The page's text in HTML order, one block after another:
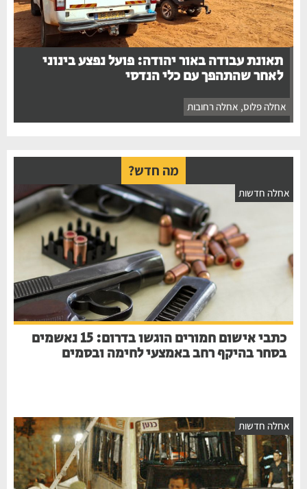
תאונת עבודה באור יהודה: פועל נפצע בינוני
לאחר שהתהפך עם כלי הנדסי
אחלה פלוס ,אחלה רחובות
מה חדש?
חדשות
כתבי אישום חמורים הוגשו בדרום: 15 נאשמים
בסחר בהיקף רחב באמצעי לחימה ובסמים
חדשות